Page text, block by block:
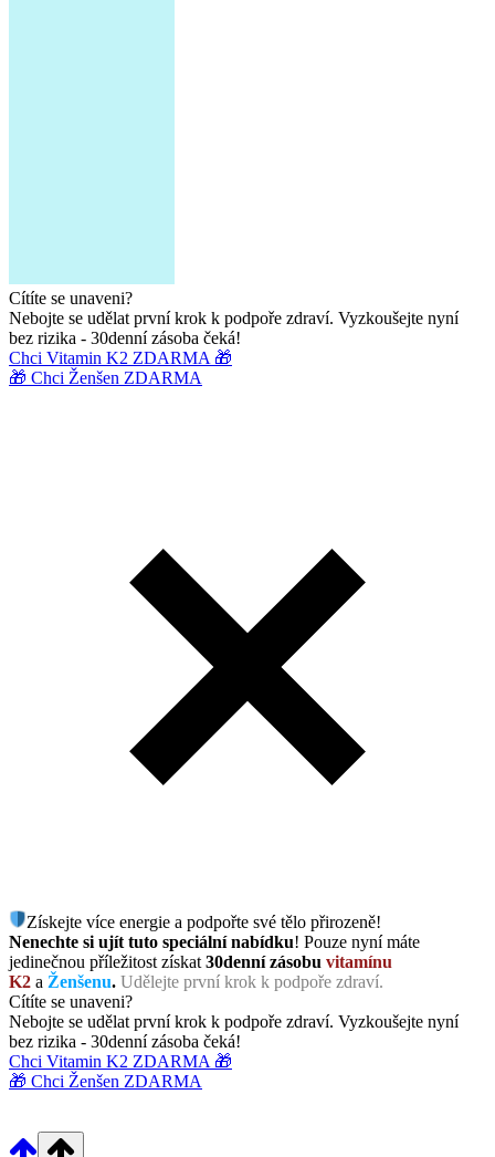
Cítíte se unaveni?
Nebojte se udělat první krok k podpoře zdraví. Vyzkoušejte nyní
bez rizika - 30denní zásoba čeká!
Chci Vitamin K2 ZDARMA 🎁
🎁 Chci Ženšen ZDARMA
Získejte více energie a podpořte své tělo přirozeně!
Nenechte si ujít tuto speciální nabídku! Pouze nyní máte
jedinečnou příležitost získat 30denní zásobu vitamínu
K2 a Ženšenu. Udělejte první krok k podpoře zdraví.
Cítíte se unaveni?
Nebojte se udělat první krok k podpoře zdraví. Vyzkoušejte nyní
bez rizika - 30denní zásoba čeká!
Chci Vitamin K2 ZDARMA 🎁
🎁 Chci Ženšen ZDARMA